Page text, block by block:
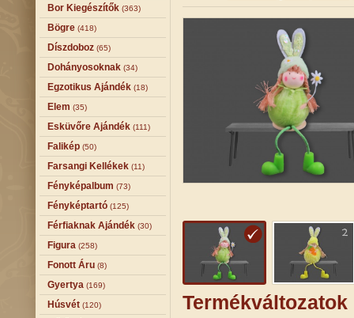
Bor Kiegészítők (363)
Bögre (418)
Díszdoboz (65)
Dohányosoknak (34)
Egzotikus Ajándék (18)
Elem (35)
Esküvőre Ajándék (111)
Falikép (50)
Farsangi Kellékek (11)
Fényképalbum (73)
Fényképtartó (125)
Férfiaknak Ajándék (30)
Figura (258)
Fonott Áru (8)
Gyertya (169)
Húsvét (120) Termékváltozatok